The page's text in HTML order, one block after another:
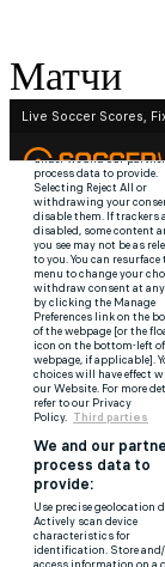
Матчи